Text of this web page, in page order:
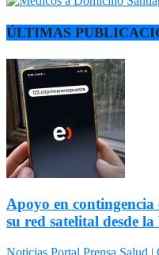
ÚLTIMAS
Apoyo en
su red satelital desde